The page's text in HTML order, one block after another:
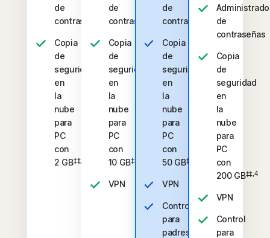
de
contraseñas
Copia
de
seguridad
en
la
nube
para
PC
con
2 GB‡‡,4
de
contraseñas
Copia
de
seguridad
en
la
nube
para
PC
con
10 GB‡‡,4
VPN
de
contraseñas
Copia
de
seguridad
en
la
nube
para
PC
con
50 GB‡‡,4
VPN
Control
para
padres
de
contraseñas
Copia
de
seguridad
en
la
nube
para
PC
con
200 GB‡‡,4
VPN
Control
para